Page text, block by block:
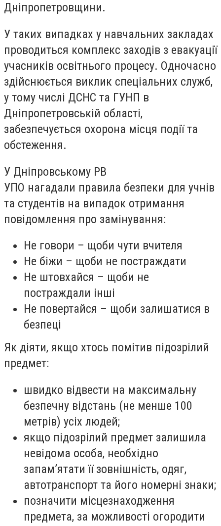
Дніпропетровщини.
У таких випадках у навчальних закладах
проводиться комплекс заходів з евакуації
учасників освітнього процесу. Одночасно
здійснюється виклик спеціальних служб,
у тому числі ДСНС та ГУНП в
Дніпропетровській області,
забезпечується охорона місця події та
обстеження.
У Дніпровському РВ
УПО нагадали правила безпеки для учнів
та студентів на випадок отримання
повідомлення про замінування:
Не говори – щоби чути вчителя
Не біжи – щоби не постраждати
Не штовхайся – щоби не
постраждали інші
Не повертайся – щоби залишатися в
безпеці
Як діяти, якщо хтось помітив підозрілий
предмет:
швидко відвести на максимальну
безпечну відстань (не менше 100
метрів) усіх людей;
якщо підозрілий предмет залишила
невідома особа, необхідно
запам’ятати її зовнішність, одяг,
автотранспорт та його номерні знаки;
позначити місцезнаходження
предмета, за можливості огородити